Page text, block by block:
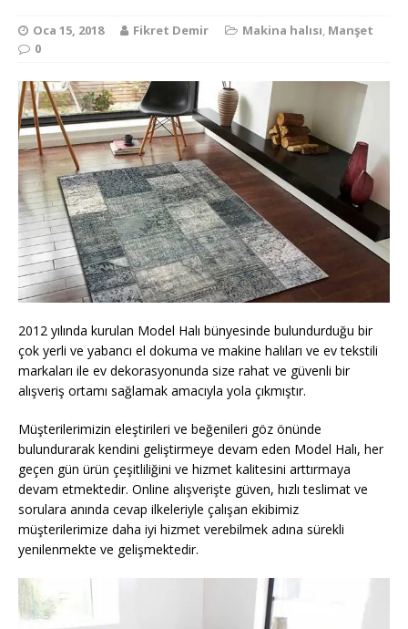
Oca 15, 2018 Fikret Demir Makina halısı, Manşet
0
2012 yılında kurulan Model Halı bünyesinde bulundurduğu bir
çok yerli ve yabancı el dokuma ve makine halıları ve ev tekstili
markaları ile ev dekorasyonunda size rahat ve güvenli bir
alışveriş ortamı sağlamak amacıyla yola çıkmıştır.
Müşterilerimizin eleştirileri ve beğenileri göz önünde
bulundurarak kendini geliştirmeye devam eden Model Halı, her
geçen gün ürün çeşitliliğini ve hizmet kalitesini arttırmaya
devam etmektedir. Online alışverişte güven, hızlı teslimat ve
sorulara anında cevap ilkeleriyle çalışan ekibimiz
müşterilerimize daha iyi hizmet verebilmek adına sürekli
yenilenmekte ve gelişmektedir.